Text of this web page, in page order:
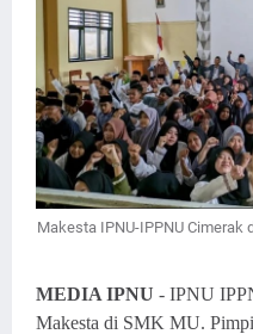
Makesta IPNU-IPPNU Cimerak
MEDIA IPNU - IPNU
Makesta di SMK MU.